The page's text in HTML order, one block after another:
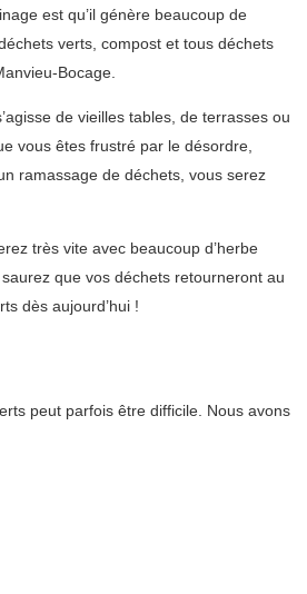
est qu’il génère beaucoup de
verts, compost et tous déchets
Bocage.
de vieilles tables, de terrasses ou
vous êtes frustré par le désordre,
ramassage de déchets, vous serez
très vite avec beaucoup d’herbe
que vos déchets retourneront au
dès aujourd’hui !
peut parfois être difficile. Nous avons